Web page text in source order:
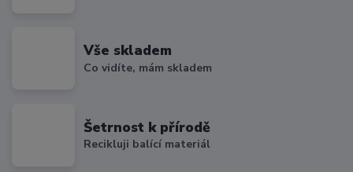
Vše skladem
Co vidíte, mám skladem
Šetrnost k přírodě
Recikluji balící materiál